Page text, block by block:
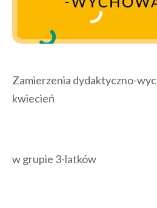
Zamierzenia dydaktyczno-
kwiecień
w grupie 3-latków